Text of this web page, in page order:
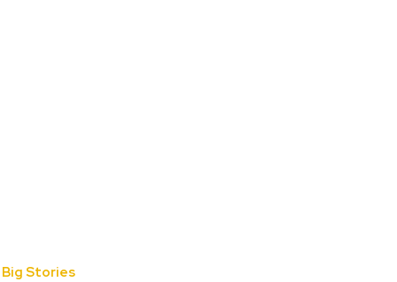
Big Stories